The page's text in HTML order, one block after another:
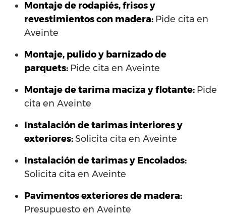
Montaje de rodapiés, frisos y
revestimientos con madera: Pide cita en
Aveinte
Montaje, pulido y barnizado de
parquets: Pide cita en Aveinte
Montaje de tarima maciza y flotante: Pide
cita en Aveinte
Instalación de tarimas interiores y
exteriores:Solicita cita en Aveinte
Instalación de tarimas y Encolados:
Solicita cita en Aveinte
Pavimentos exteriores de madera:
Presupuesto en Aveinte